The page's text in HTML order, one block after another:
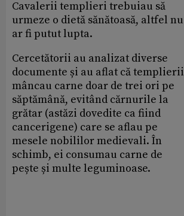
Cavalerii templieri trebuiau să
urmeze o dietă sănătoasă, altfel nu
ar fi putut lupta.
Cercetătorii au analizat diverse
documente și au aflat că templierii
mâncau carne doar de trei ori pe
săptămână, evitând cărnurile la
grătar (astăzi dovedite ca fiind
cancerigene) care se aflau pe
mesele nobililor medievali. În
schimb, ei consumau carne de
pește și multe leguminoase.